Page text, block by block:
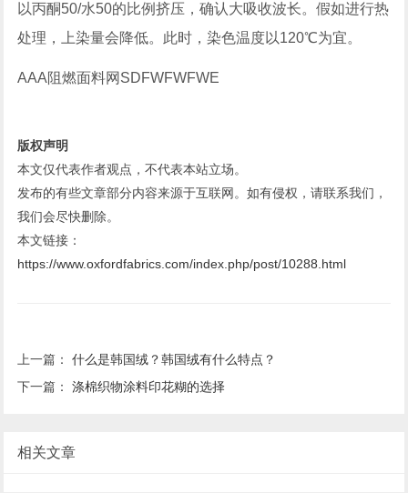
以丙酮50/水50的比例挤压，确认大吸收波长。假如进行热
处理，上染量会降低。此时，染色温度以120℃为宜。
AAA阻燃面料网SDFWFWFWE
版权声明
本文仅代表作者观点，不代表本站立场。
发布的有些文章部分内容来源于互联网。如有侵权，请联系我们，
我们会尽快删除。
本文链接：
https://www.oxfordfabrics.com/index.php/post/10288.html
上一篇：什么是韩国绒？韩国绒有什么特点？
下一篇：涤棉织物涂料印花糊的选择
相关文章